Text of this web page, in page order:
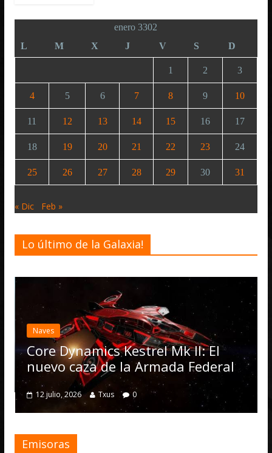
enero 3302
L
M X J V S D
1 2 3
4 5 6 7 8 9 10
11 12 13 14 15 16 17
18 19 20 21 22 23 24
25 26 27 28 29 30 31
« Dic Feb »
Lo último de la Galaxia!
Naves
Core Dynamics Kestrel Mk II: El
nuevo caza de la Armada Federal
12 julio, 2026 Txus 0
Emisoras